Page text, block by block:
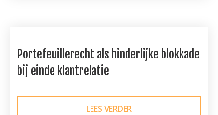
Portefeuillerecht als hinderlijke blokkade
bij einde klantrelatie
LEES VERDER